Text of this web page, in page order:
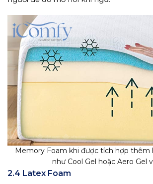
Memory Foam khi được tích hợp
như Cool Gel hoặc Aero Gel
2.4 Latex Foam